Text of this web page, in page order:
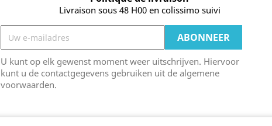
Livraison sous 48 H00 en colissimo suivi
U kunt op elk gewenst moment weer uitschrijven. Hiervoor
kunt u de contactgegevens gebruiken uit de algemene
voorwaarden.